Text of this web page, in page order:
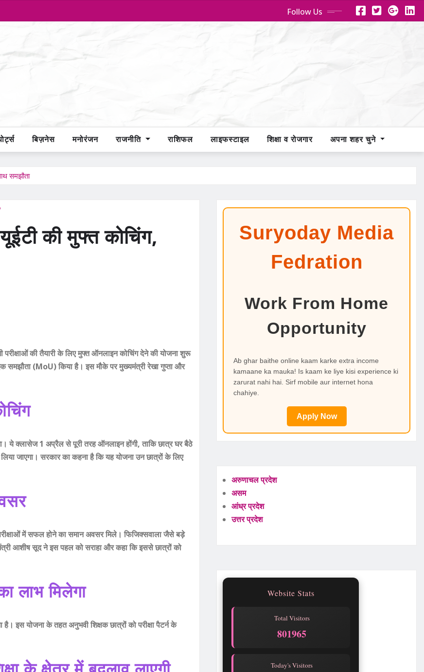
Follow Us
बिज़नेस मनोरंजन राजनीति राशिफल लाइफस्टाइल शिक्षा व रोजगार अपना शहर चुने
समझौता
की मुफ्त कोचिंग,
की तैयारी के लिए मुफ्त ऑनलाइन कोचिंग देने की योजना शुरू
समझौता (MoU) किया है। इस मौके पर मुख्यमंत्री रेखा गुप्ता और
ये क्लासेज 1 अप्रैल से पूरी तरह ऑनलाइन होंगी, ताकि छात्र घर बैठे
जाएगा। सरकार का कहना है कि यह योजना उन छात्रों के लिए
में सफल होने का समान अवसर मिले। फिजिक्सवाला जैसे बड़े
आशीष सूद ने इस पहल को सराहा और कहा कि इससे छात्रों को
लाभ मिलेगा
इस योजना के तहत अनुभवी शिक्षक छात्रों को परीक्षा पैटर्न के
Suryoday Media
Fedration
Work From Home
Opportunity
Ab ghar baithe online kaam karke extra income
kamaane ka mauka! Is kaam ke liye kisi experience ki
zarurat nahi hai. Sirf mobile aur internet hona
chahiye.
Apply Now
अरुणाचल प्रदेश
असम
आंध्र प्रदेश
उत्तर प्रदेश
Website Stats
Total Visitors
801965
Today's Visitors